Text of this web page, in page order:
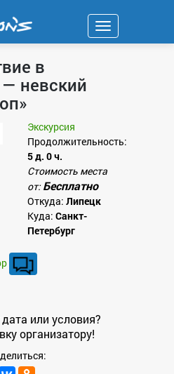
Навигация
в
невский
Экскурсия
Продолжительность:
5 д. 0 ч.
Стоимость места
от: Бесплатно
Откуда: Липецк
Куда: Санкт-
Петербург
или условия?
организатору!